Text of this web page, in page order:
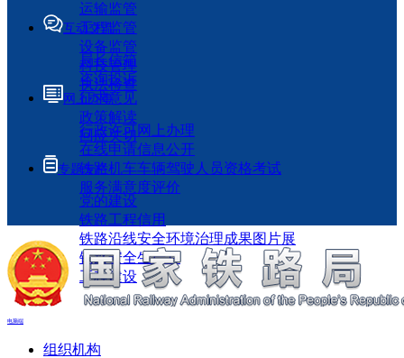
运输监管
工程监管
设备监管
科技管理
执法检查
互动交流
局长信箱
咨询投诉
征求意见
政策解读
回应关切
网上办事
行政许可网上办理
在线申请信息公开
铁路机车车辆驾驶人员资格考试
服务满意度评价
专题专栏
党的建设
铁路工程信用
铁路沿线安全环境治理成果图片展
铁路安全生产月
工程建设
电脑端
组织机构